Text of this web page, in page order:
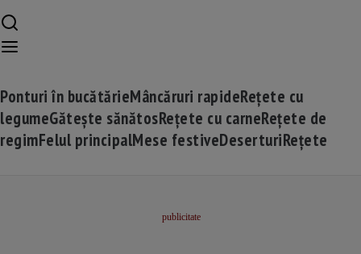
Ponturi în bucătărieMâncăruri rapideRețete cu
legumeGătește sănătosRețete cu carneRețete de
regimFelul principalMese festiveDeserturiRețete